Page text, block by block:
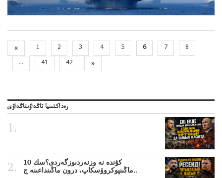
« 1 2 3 4 5 6 7
8
...
41 42 »
رەداكتسيا تاڭداۋىتاڭداۋى
10 كۇندە نە وزنەردىوزگەردى؟سك
ماڭىنپوكروۆسكاپ، درون ماڭىنداعىنە ج..